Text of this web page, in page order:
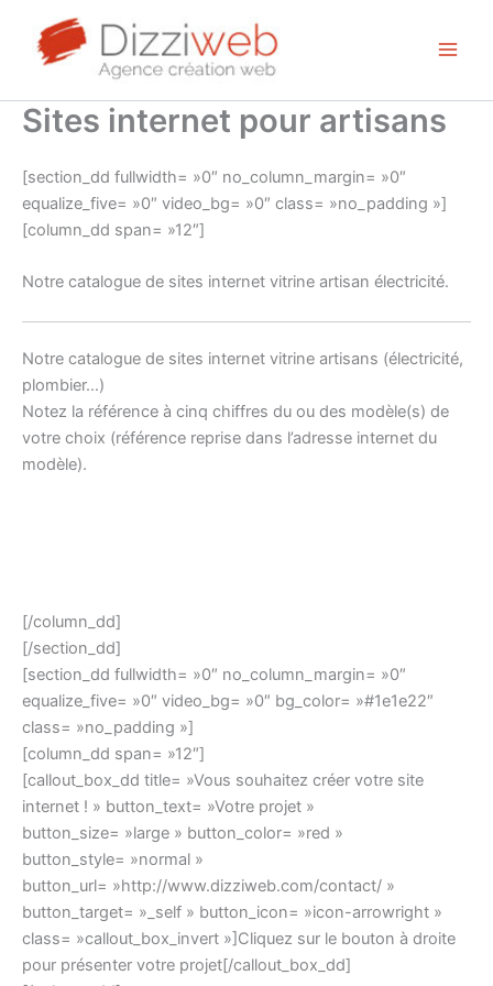
contenu
Sites internet pour artisans
[section_dd fullwidth= »0″ no_column_margin= »0″
equalize_five= »0″ video_bg= »0″ class= »no_padding »]
[column_dd span= »12″]
Notre catalogue de sites internet vitrine artisan électricité.
Notre catalogue de sites internet vitrine artisans (électricité,
plombier…)
Notez la référence à cinq chiffres du ou des modèle(s) de
votre choix (référence reprise dans l’adresse internet du
modèle).
[/column_dd]
[/section_dd]
[section_dd fullwidth= »0″ no_column_margin= »0″
equalize_five= »0″ video_bg= »0″ bg_color= »#1e1e22″
class= »no_padding »]
[column_dd span= »12″]
[callout_box_dd title= »Vous souhaitez créer votre site
internet ! » button_text= »Votre projet »
button_size= »large » button_color= »red »
button_style= »normal »
button_url= »http://www.dizziweb.com/contact/ »
button_target= »_self » button_icon= »icon-arrowright »
class= »callout_box_invert »]Cliquez sur le bouton à droite
pour présenter votre projet[/callout_box_dd]